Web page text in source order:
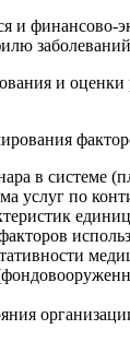
и финансово-
и
в системе
услуг по